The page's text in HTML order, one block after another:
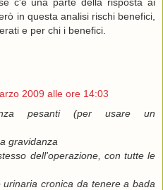
in questa analisi rischi benefici,
e per chi i benefici.
2009 alle ore 14:03
pesanti (per usare un
gravidanza
dell'operazione, con tutte le
urinaria cronica da tenere a bada